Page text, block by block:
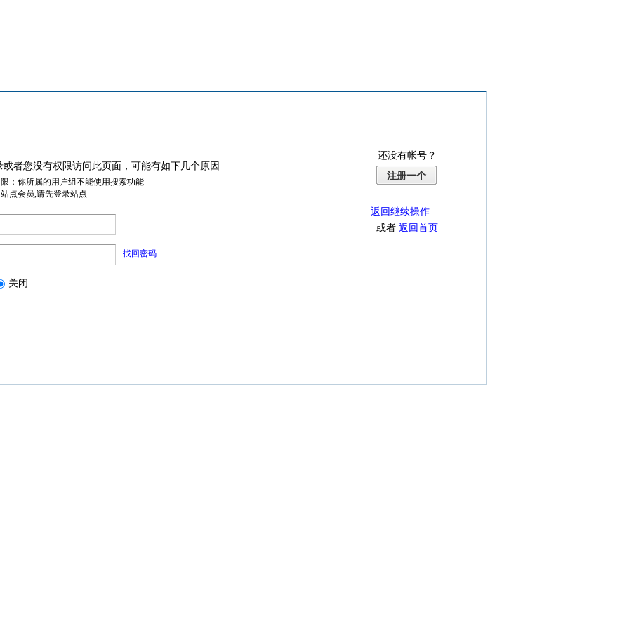
或者您没有权限访问此页面，可能有如下几个原因
：你所属的用户组不能使用搜索功能
点会员,请先登录站点
找回密码
关闭
还没有帐号？
注册一个
返回继续操作
或者返回首页